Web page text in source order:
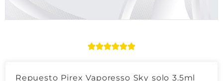
Repuesto Pirex Vaporesso Sky solo 3.5ml